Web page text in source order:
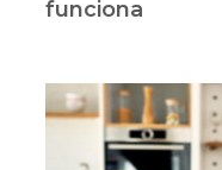
funciona